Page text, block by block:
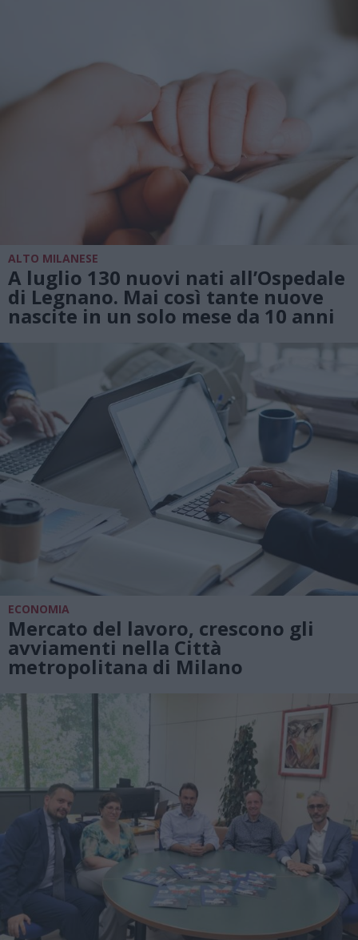
ALTO MILANESE
A luglio 130 nuovi nati all’Ospedale
di Legnano. Mai così tante nuove
nascite in un solo mese da 10 anni
ECONOMIA
Mercato del lavoro, crescono gli
avviamenti nella Città
metropolitana di Milano